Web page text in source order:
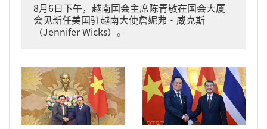
8月6日下午，越南国会主席陈青敏在国会大厦
会见新任美国驻越南大使詹妮弗·威克斯
（Jennifer Wicks）。